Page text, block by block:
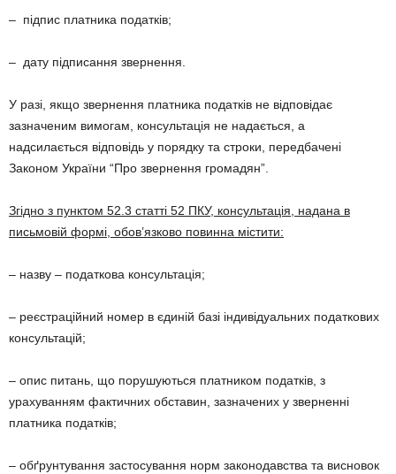
– підпис платника податків;
– дату підписання звернення.
У разі, якщо звернення платника податків не відповідає
зазначеним вимогам, консультація не надається, а
надсилається відповідь у порядку та строки, передбачені
Законом України “Про звернення громадян”.
Згідно з пунктом 52.3 статті 52 ПКУ, консультація, надана в
письмовій формі, обов’язково повинна містити:
– назву – податкова консультація;
– реєстраційний номер в єдиній базі індивідуальних податкових
консультацій;
– опис питань, що порушуються платником податків, з
урахуванням фактичних обставин, зазначених у зверненні
платника податків;
– обґрунтування застосування норм законодавства та висновок